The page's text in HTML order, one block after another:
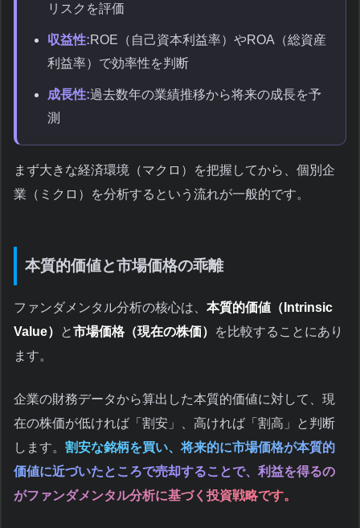
リスクを評価
収益性:ROE（自己資本利益率）やROA（総資産
利益率）で効率性を判断
成長性:過去数年の業績推移から将来の成長を予
測
まず大きな経済環境（マクロ）を把握してから、個別企
業（ミクロ）を分析するという流れが一般的です。
本質的価値と市場価格の乖離
ファンダメンタル分析の核心は、 本質的価値（Intrinsic
Value）
と市場価格（現在の株価）
を比較することにあり
ます。
企業の財務データから算出した本質的価値に対して、現
在の株価が低ければ「割安」、高ければ「割高」と判断
します。 割安な銘柄を買い、将来的に市場価格が本質的
価値に近づいたところで売却することで、利益を得るの
がファンダメンタル分析に基づく投資戦略です。